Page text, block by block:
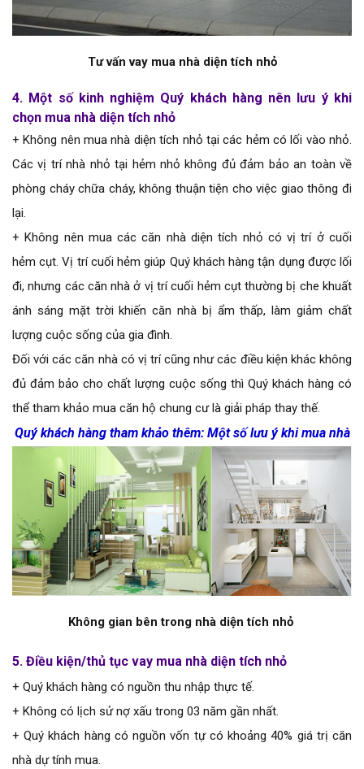
Tư vấn vay mua nhà diện tích nhỏ
4. Một số kinh nghiệm Quý khách hàng nên lưu ý khi
chọn mua nhà diện tích nhỏ
+ Không nên mua nhà diện tích nhỏ tại các hẻm có lối vào nhỏ.
Các vị trí nhà nhỏ tại hẻm nhỏ không đủ đảm bảo an toàn về
phòng cháy chữa cháy, không thuận tiện cho việc giao thông đi
lại.
+ Không nên mua các căn nhà diện tích nhỏ có vị trí ở cuối
hẻm cụt. Vị trí cuối hẻm giúp Quý khách hàng tận dụng được lối
đi, nhưng các căn nhà ở vị trí cuối hẻm cụt thường bị che khuất
ánh sáng mặt trời khiến căn nhà bị ẩm thấp, làm giảm chất
lượng cuộc sống của gia đình.
Đối với các căn nhà có vị trí cũng như các điều kiện khác không
đủ đảm bảo cho chất lượng cuộc sống thì Quý khách hàng có
thể tham khảo mua căn hộ chung cư là giải pháp thay thế.
Quý khách hàng tham khảo thêm: Một số lưu ý khi mua nhà
Không gian bên trong nhà diện tích nhỏ
5. Điều kiện/thủ tục vay mua nhà diện tích nhỏ
+ Quý khách hàng có nguồn thu nhập thực tế.
+ Không có lịch sử nợ xấu trong 03 năm gần nhất.
+ Quý khách hàng có nguồn vốn tự có khoảng 40% giá trị căn
nhà dự tính mua.